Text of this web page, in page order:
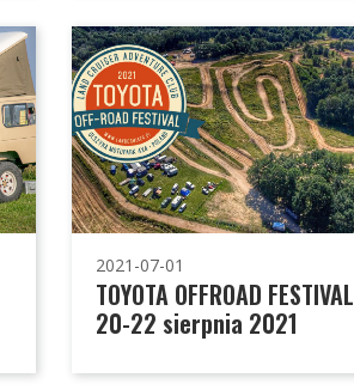
2021-07-01
TOYOTA OFFROAD FESTIVAL
20-22 sierpnia 2021